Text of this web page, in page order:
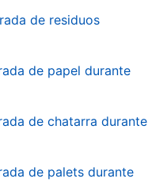
de residuos
de papel durante
de chatarra durante
de palets durante